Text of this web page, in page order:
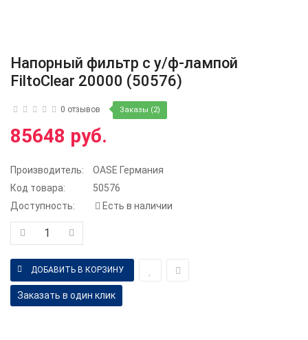
Напорный фильтр с у/ф-лампой
FiltoClear 20000 (50576)
0 отзывов Заказы (2)
85648 руб.
Производитель:
OASE Германия
Код товара:
50576
Доступность:
Есть в наличии
Заказать в один клик